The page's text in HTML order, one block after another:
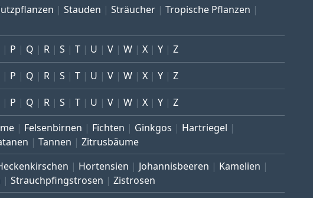
Stauden Sträucher
Tropische Pflanzen
P Q R S T U V W X Y Z
P Q R S T U V W X Y Z
P Q R S T U V W X Y Z
Felsenbirnen Fichten Ginkgos
Hartriegel
Tannen Zitrusbäume
Hortensien Johannisbeeren
Kamelien
Strauchpfingstrosen Zistrosen